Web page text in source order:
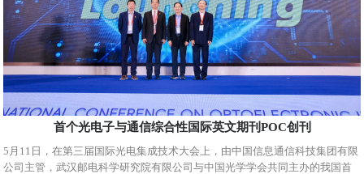
首个光电子与通信综合性国际英文期刊POC创刊
5月11日，在第三届国际光电集成技术大会上，由中国信息通信科技集团有限
公司主管，武汉邮电科学研究院有限公司与中国光学学会共同主办的我国首